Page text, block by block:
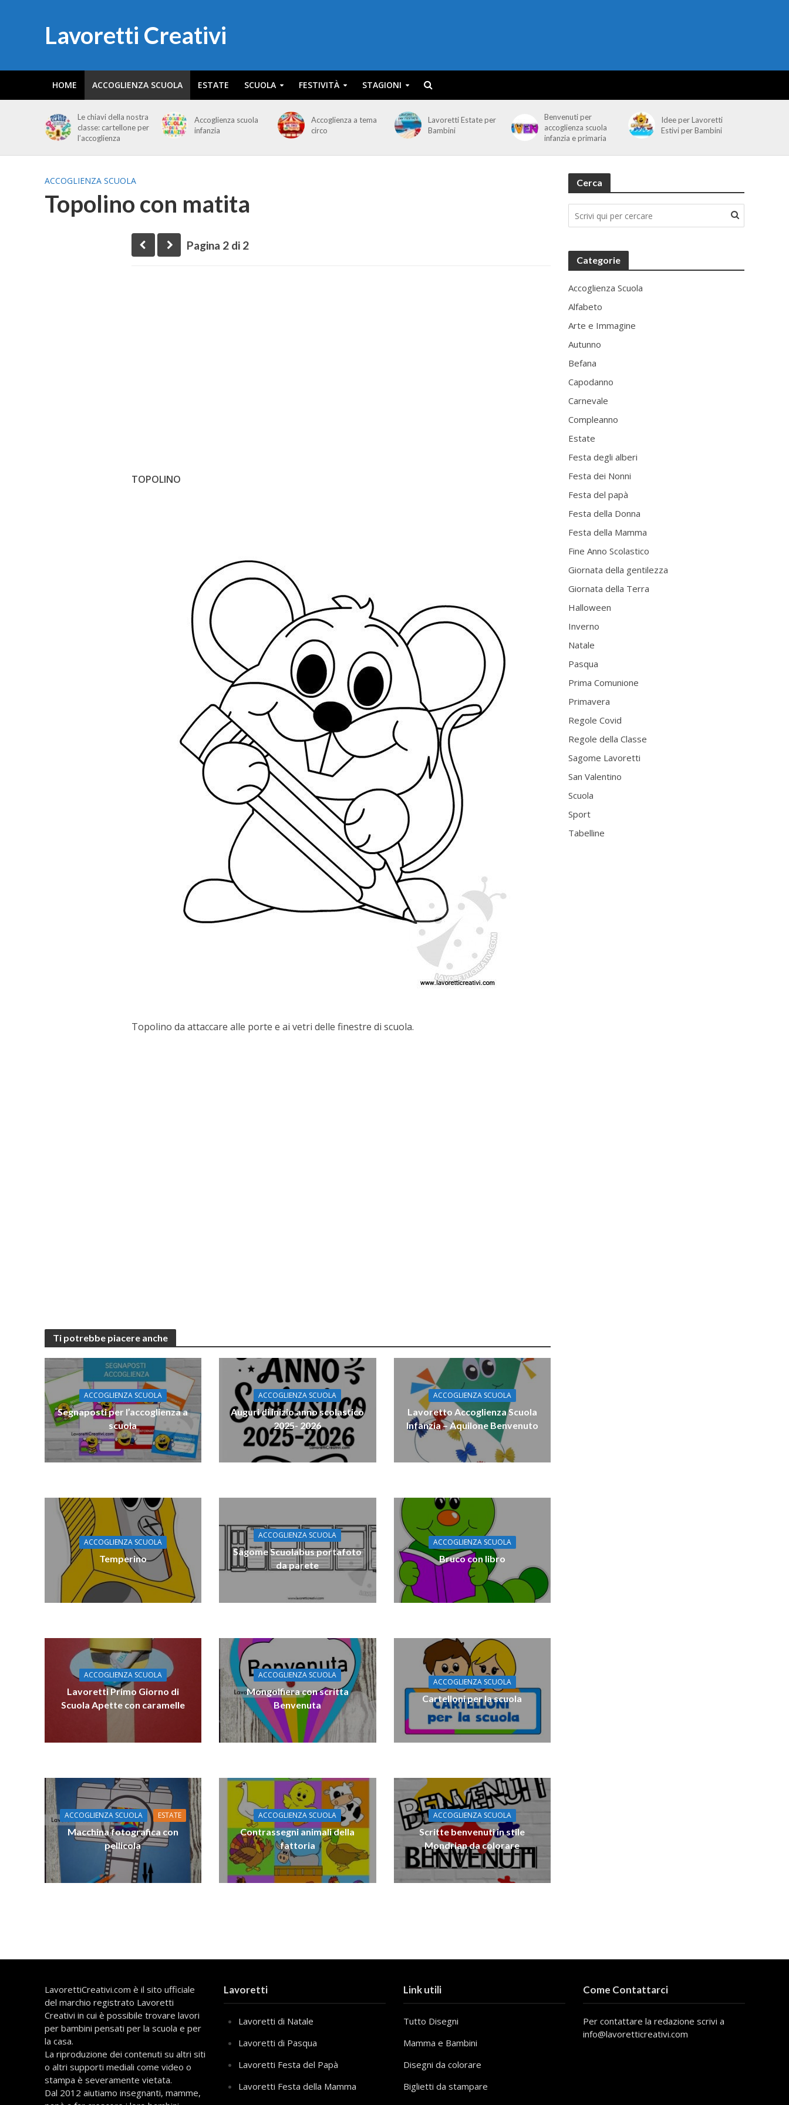
Lavoretti Creativi
HOME ACCOGLIENZA SCUOLA ESTATE SCUOLA FESTIVITÀ STAGIONI
Le chiavi della nostra
classe: cartellone per
l’accoglienza
Accoglienza scuola
infanzia
Accoglienza a tema
circo
Lavoretti Estate per
Bambini
Benvenuti per
accoglienza scuola
infanzia e primaria
Idee per Lavoretti
Estivi per Bambini
ACCOGLIENZA SCUOLA
Topolino con matita
Pagina 2 di 2
TOPOLINO
Topolino da attaccare alle porte e ai vetri delle finestre di scuola.
Ti potrebbe piacere anche
ACCOGLIENZA SCUOLA
Segnaposti per l’accoglienza a
scuola
ACCOGLIENZA SCUOLA
Auguri di inizio anno scolastico
2025- 2026
ACCOGLIENZA SCUOLA
Lavoretto Accoglienza Scuola
Infanzia – Aquilone Benvenuto
ACCOGLIENZA SCUOLA
Temperino
ACCOGLIENZA SCUOLA
Sagome Scuolabus portafoto
da parete
ACCOGLIENZA SCUOLA
Bruco con libro
ACCOGLIENZA SCUOLA
Lavoretti Primo Giorno di
Scuola Apette con caramelle
ACCOGLIENZA SCUOLA
Mongolfiera con scritta
Benvenuta
ACCOGLIENZA SCUOLA
Cartelloni per la scuola
ACCOGLIENZA SCUOLA ESTATE
Macchina fotografica con
pellicola
ACCOGLIENZA SCUOLA
Contrassegni animali della
fattoria
ACCOGLIENZA SCUOLA
Scritte benvenuti in stile
Mondrian da colorare
Cerca
Categorie
Accoglienza Scuola
Alfabeto
Arte e Immagine
Autunno
Befana
Capodanno
Carnevale
Compleanno
Estate
Festa degli alberi
Festa dei Nonni
Festa del papà
Festa della Donna
Festa della Mamma
Fine Anno Scolastico
Giornata della gentilezza
Giornata della Terra
Halloween
Inverno
Natale
Pasqua
Prima Comunione
Primavera
Regole Covid
Regole della Classe
Sagome Lavoretti
San Valentino
Scuola
Sport
Tabelline
LavorettiCreativi.com è il sito ufficiale
del marchio registrato Lavoretti
Creativi in cui è possibile trovare lavori
per bambini pensati per la scuola e per
la casa.
La riproduzione dei contenuti su altri siti
o altri supporti mediali come video o
stampa è severamente vietata.
Dal 2012 aiutiamo insegnanti, mamme,
Lavoretti
Lavoretti di Natale
Lavoretti di Pasqua
Lavoretti Festa del Papà
Lavoretti Festa della Mamma
Link utili
Tutto Disegni
Mamma e Bambini
Disegni da colorare
Biglietti da stampare
Come Contattarci
Per contattare la redazione scrivi a
info@lavoretticreativi.com